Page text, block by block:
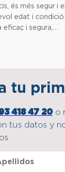
és més segur i
edat i
eficaç i segura,…
tu
418 47 20o
tus datos y